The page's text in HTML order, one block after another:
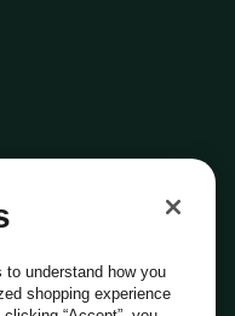
understand how you
shopping experience